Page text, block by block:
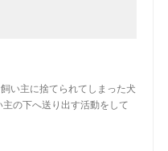
い主に捨てられてしまった犬
の下へ送り出す活動をして